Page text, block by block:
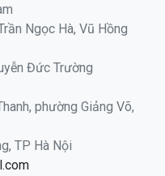
Ngọc Hà, Vũ Hồng
Đức Trường
phường Giảng Võ,
TP Hà Nội